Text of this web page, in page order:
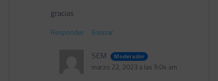
gracias
Responder Enlazar
SEM Moderador
marzo 22, 2023 a las 9:04 am